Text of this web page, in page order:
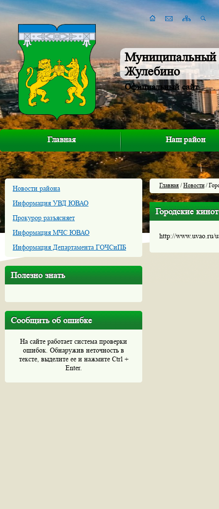
Муниципальный
Жулебино
Официальный сайт
Главная Наш район
Новости района
Информация УВД ЮВАО
Прокурор разъясняет
Информация МЧС ЮВАО
Информация Департамента ГОЧСиПБ
Полезно знать
Сообщить об ошибке
На сайте работает система проверки
ошибок. Обнаружив неточность в
тексте, выделите ее и нажмите Ctrl +
Enter.
Главная /Новости/
Городские
http://www.uvao.ru/